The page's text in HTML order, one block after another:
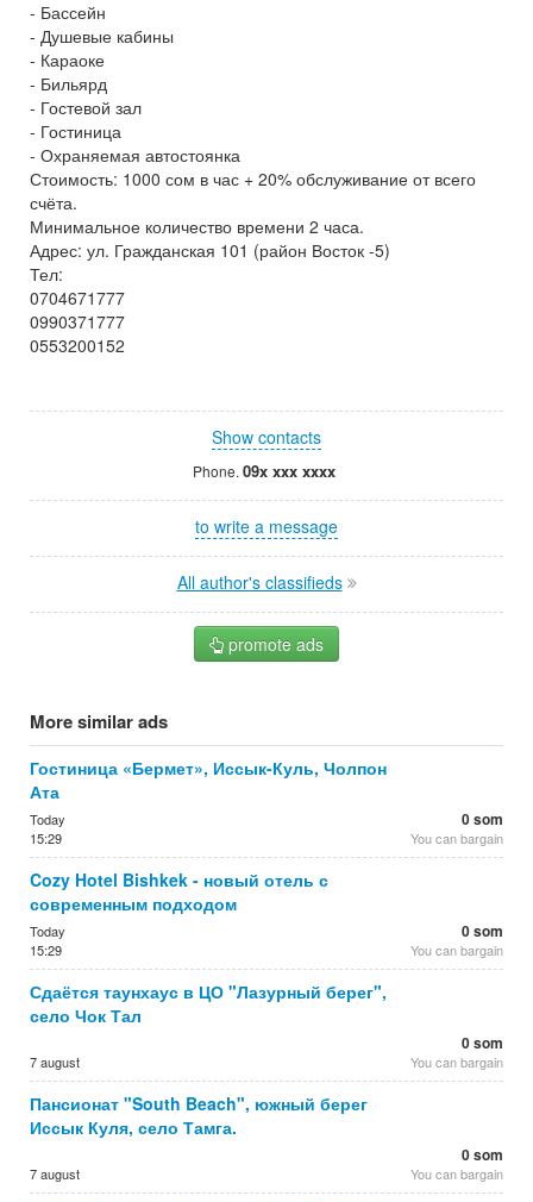
- Бассейн
- Душевые кабины
- Караоке
- Бильярд
- Гостевой зал
- Гостиница
- Охраняемая автостоянка
Стоимость: 1000 сом в час + 20% обслуживание от всего
счёта.
Минимальное количество времени 2 часа.
Адрес: ул. Гражданская 101 (район Восток -5)
Тел:
0704671777
0990371777
0553200152
Show contacts
Phone. 09x xxx xxxx
to write a message
All author's classifieds
promote ads
More similar ads
Гостиница «Бермет», Иссык-Куль, Чолпон
Ата
Today
15:29
0 som
You can bargain
Cozy Hotel Bishkek - новый отель с
современным подходом
Today
15:29
0 som
You can bargain
Сдаётся таунхаус в ЦО "Лазурный берег",
село Чок Тал
7 august
0 som
You can bargain
Пансионат "South Beach", южный берег
Иссык Куля, село Тамга.
7 august
0 som
You can bargain